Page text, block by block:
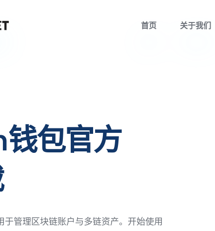
首页 关于我们
包官方
管理区块链账户与多链资产。开始使用